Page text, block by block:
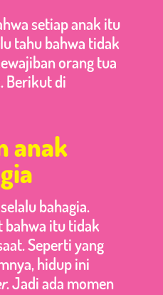
setiap anak itu
tahu bahwa tidak
orang tua
Berikut di
anak
bahagia.
bahwa itu tidak
Seperti yang
hidup ini
. Jadi ada momen